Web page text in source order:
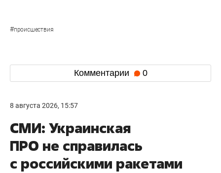
#происшествия
Комментарии 0
8 августа 2026, 15:57
СМИ: Украинская
ПРО не справилась
с российскими ракетами